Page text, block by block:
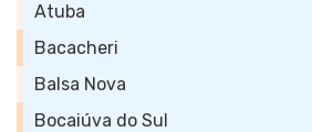
Atuba
Bacacheri
Balsa Nova
Bocaiúva do Sul